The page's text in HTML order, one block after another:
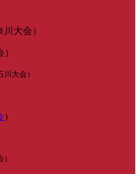
川大会）
大会）
）